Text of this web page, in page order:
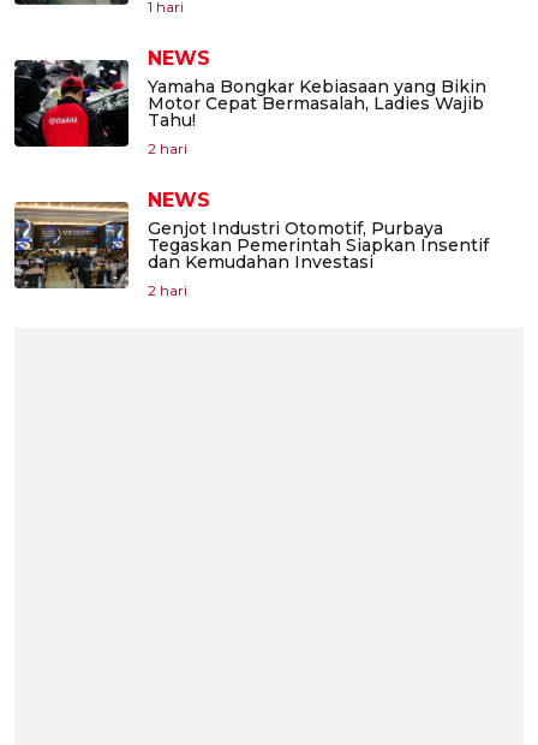
1 hari
NEWS
Yamaha Bongkar Kebiasaan yang Bikin
Motor Cepat Bermasalah, Ladies Wajib
Tahu!
2 hari
NEWS
Genjot Industri Otomotif, Purbaya
Tegaskan Pemerintah Siapkan Insentif
dan Kemudahan Investasi
2 hari